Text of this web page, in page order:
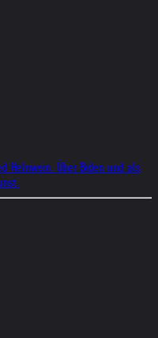
Helnwein. Über Biden und als